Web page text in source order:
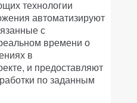
технологии
автоматизируют
с
времени о
в
и предоставляют
по заданным